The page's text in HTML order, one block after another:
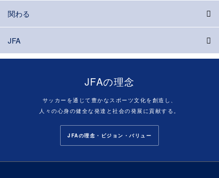
関わる
JFA
JFAの理念
サッカーを通じて豊かなスポーツ文化を創造し、
人々の心身の健全な発達と社会の発展に貢献する。
JFAの理念・ビジョン・バリュー